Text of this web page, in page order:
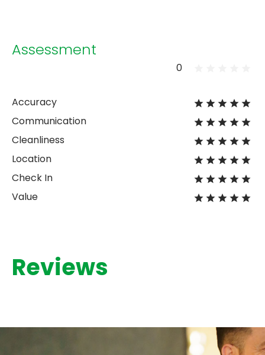
Assessment
0
Accuracy
Communication
Cleanliness
Location
Check In
Value
Reviews